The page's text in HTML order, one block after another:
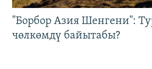
"Борбор Азия Шенгени":
чөлкөмдү байытабы?